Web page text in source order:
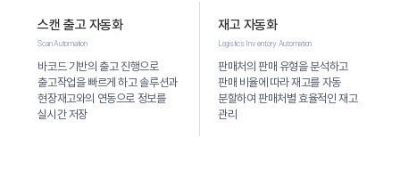
닫기 회원가입하기
스캔 출고 자동화
Scan Automation
바코드 기반의 출고 진행으로
출고작업을 빠르게 하고 솔루션과
현장재고와의 연동으로 정보를
실시간 저장
재고 자동화
Logistics Inventory Automation
판매처의 판매 유형을 분석하고
판매 비율에 따라 재고를 자동
분할하여 판매처별 효율적인 재고
관리